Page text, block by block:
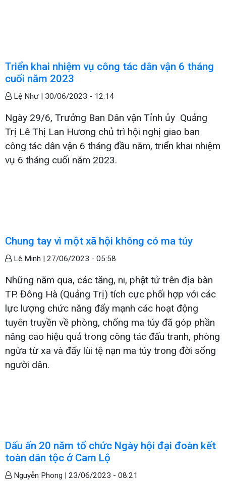
Triển khai nhiệm vụ công tác dân vận 6 tháng
cuối năm 2023
Lệ Như | 30/06/2023 - 12:14
Ngày 29/6, Trưởng Ban Dân vận Tỉnh ủy Quảng
Trị Lê Thị Lan Hương chủ trì hội nghị giao ban
công tác dân vận 6 tháng đầu năm, triển khai nhiệm
vụ 6 tháng cuối năm 2023.
Chung tay vì một xã hội không có ma túy
Lê Minh | 27/06/2023 - 05:58
Những năm qua, các tăng, ni, phật tử trên địa bàn
TP. Đông Hà (Quảng Trị) tích cực phối hợp với các
lực lượng chức năng đẩy mạnh các hoạt động
tuyên truyền về phòng, chống ma túy đã góp phần
nâng cao hiệu quả trong công tác đấu tranh, phòng
ngừa từ xa và đẩy lùi tệ nạn ma túy trong đời sống
người dân.
Dấu ấn 20 năm tổ chức Ngày hội đại đoàn kết
toàn dân tộc ở Cam Lộ
Nguyễn Phong | 23/06/2023 - 08:21